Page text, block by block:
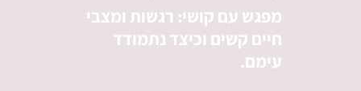
מפגש עם קושי: רגשות ומצבי
חיים קשים וכיצד נתמודד
עימם.